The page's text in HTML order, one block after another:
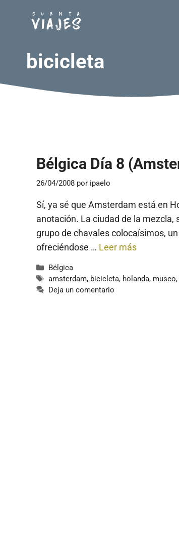
bicicleta
Bélgica Día 8
26/04/2008 por ipaelo
Sí, ya sé que Amsterdam está en
anotación. La ciudad de la mezcla,
grupo de chavales colocaísimos,
ofreciéndose … Leer más
Categorías
Bélgica
Etiquetas
amsterdam, bicicleta, holanda, museo
Deja un comentario